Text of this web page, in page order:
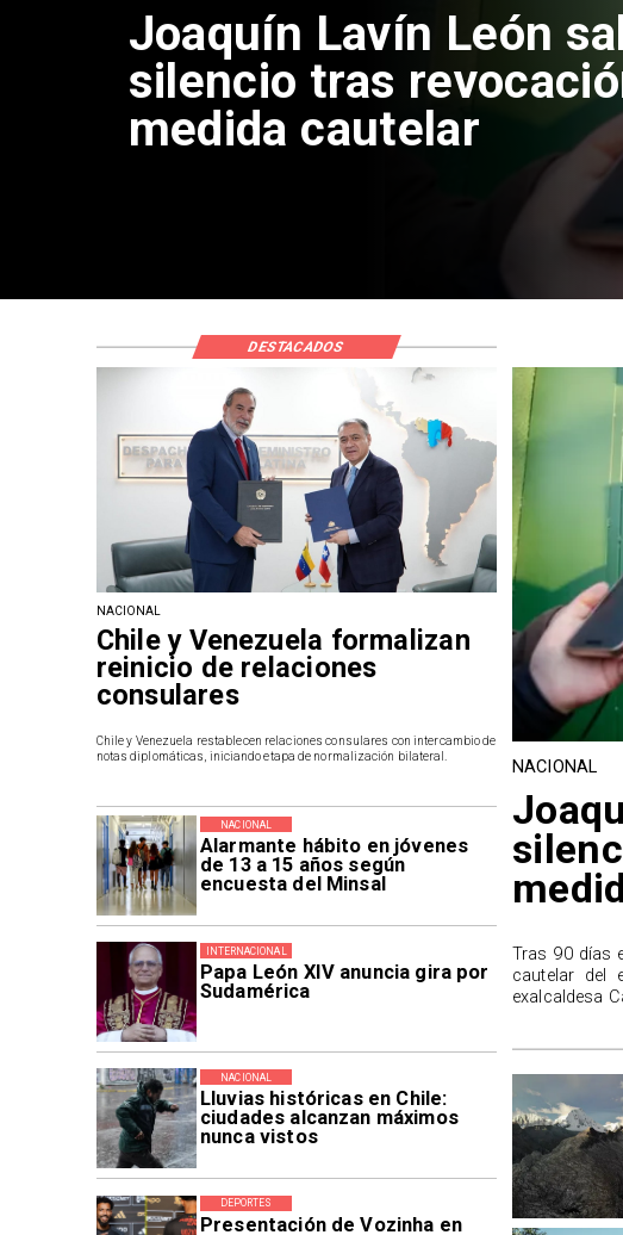
Joaquín Lavín León
silencio tras
medida cautelar
Alarmante hábito en jóvenes
de 13 a 15 años según
encuesta del Minsal
NACIONAL
Papa León XIV anuncia gira por
Sudamérica
INTERNACIONAL
Lluvias históricas en Chile:
ciudades alcanzan máximos
nunca vistos
NACIONAL
Presentación de Vozinha en
DEPORTES
NACIONAL
Chile y Venezuela formalizan
reinicio de relaciones
consulares
Chile y Venezuela restablecen relaciones consulares con intercambio de
notas diplomáticas, iniciando etapa de normalización bilateral.
NACIONAL
Tras 90 días
cautelar del
exalcaldesa
DESTACADOS